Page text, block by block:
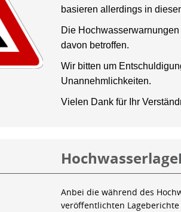
basieren allerdings in
Die
davon betroffen.
Wir bitten um
Unannehmlichkeiten.
Vielen Dank für Ihr
Anbei die während des
veröffentlichten